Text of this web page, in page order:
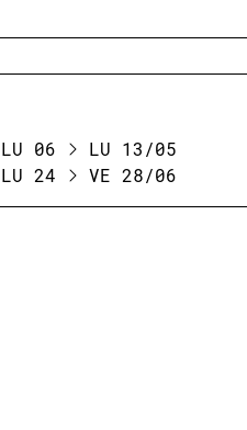
LU 06
LU 13/05
LU 24
VE 28/06